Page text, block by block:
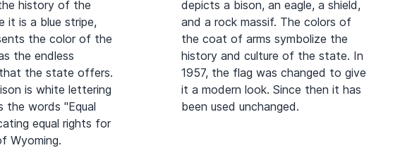
history of the
it is a blue stripe,
the color of the
the endless
the state offers.
is white lettering
the words "Equal
equal rights for
Wyoming.
depicts a bison, an eagle, a shield,
and a rock massif. The colors of
the coat of arms symbolize the
history and culture of the state. In
1957, the flag was changed to give
it a modern look. Since then it has
been used unchanged.